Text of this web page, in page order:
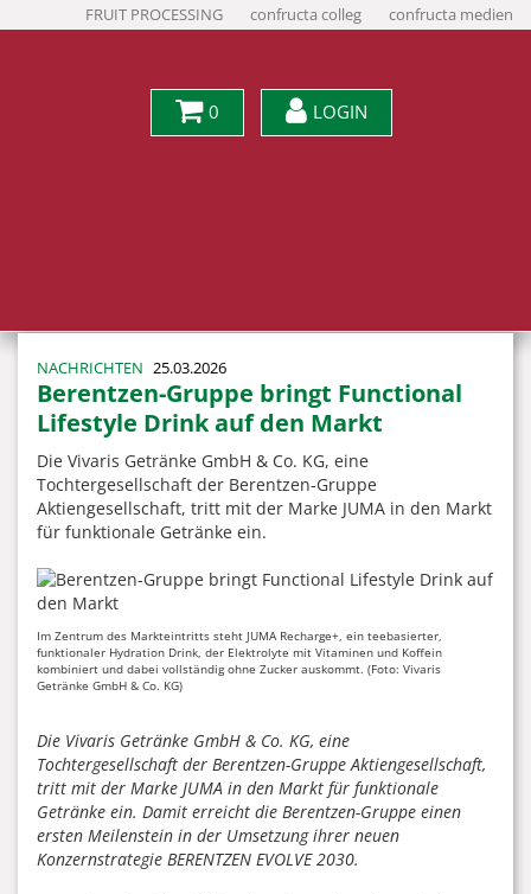
FRUIT PROCESSING confructa colleg confructa medien
0 LOGIN
NACHRICHTEN 25.03.2026
Berentzen-Gruppe bringt Functional
Lifestyle Drink auf den Markt
Die Vivaris Getränke GmbH & Co. KG, eine
Tochtergesellschaft der Berentzen-Gruppe
Aktiengesellschaft, tritt mit der Marke JUMA in den Markt
für funktionale Getränke ein.
Im Zentrum des Markteintritts steht JUMA Recharge+, ein teebasierter,
funktionaler Hydration Drink, der Elektrolyte mit Vitaminen und Koffein
kombiniert und dabei vollständig ohne Zucker auskommt. (Foto: Vivaris
Getränke GmbH & Co. KG)
Die Vivaris Getränke GmbH & Co. KG, eine
Tochtergesellschaft der Berentzen-Gruppe Aktiengesellschaft,
tritt mit der Marke JUMA in den Markt für funktionale
Getränke ein. Damit erreicht die Berentzen-Gruppe einen
ersten Meilenstein in der Umsetzung ihrer neuen
Konzernstrategie BERENTZEN EVOLVE 2030.